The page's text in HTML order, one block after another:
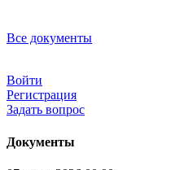
Все документы
Войти
Регистрация
Задать вопрос
Документы